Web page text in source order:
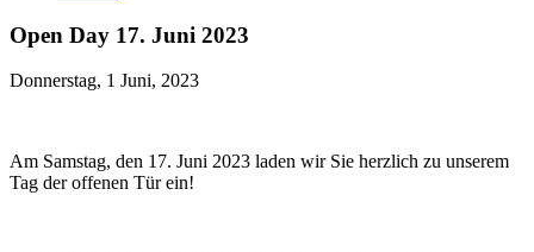
Open Day 17. Juni 2023
Donnerstag, 1 Juni, 2023
Am Samstag, den 17. Juni 2023 laden wir Sie herzlich zu unserem
Tag der offenen Tür ein!